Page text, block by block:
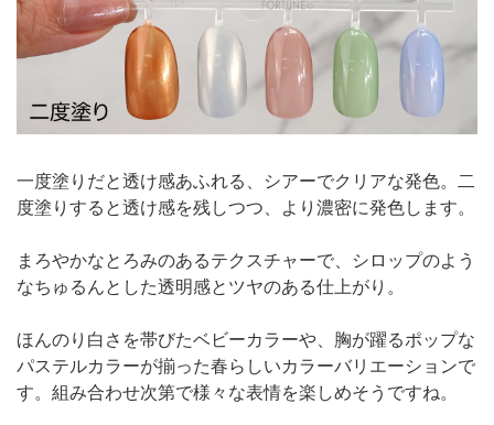
一度塗りだと透け感あふれる、シアーでクリアな発色。二
度塗りすると透け感を残しつつ、より濃密に発色します。
まろやかなとろみのあるテクスチャーで、シロップのよう
なちゅるんとした透明感とツヤのある仕上がり。
ほんのり白さを帯びたベビーカラーや、胸が躍るポップな
パステルカラーが揃った春らしいカラーバリエーションで
す。組み合わせ次第で様々な表情を楽しめそうですね。